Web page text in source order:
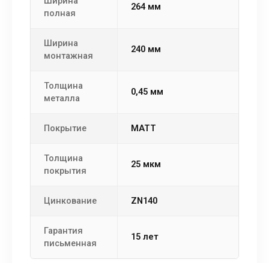
полная
264 мм
Ширина
монтажная
240 мм
Толщина
металла
0,45 мм
Покрытие MATT
Толщина
покрытия
25 мкм
Цинкование ZN140
Гарантия
письменная
15 лет